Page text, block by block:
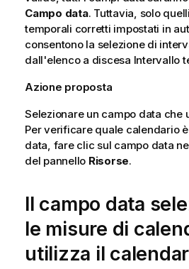
Campo data. Tuttavia, solo
temporali corretti impostati in
consentono la selezione di
dall'elenco a discesa Intervallo
Azione proposta
Selezionare un campo data che
Per verificare quale calendario
data, fare clic sul campo data
del pannello Risorse.
Il campo data
le misure di
utilizza il